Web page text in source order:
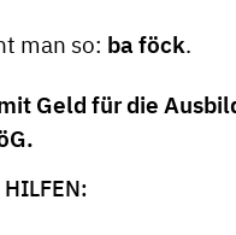
man so: ba föck.
Geld für die
.